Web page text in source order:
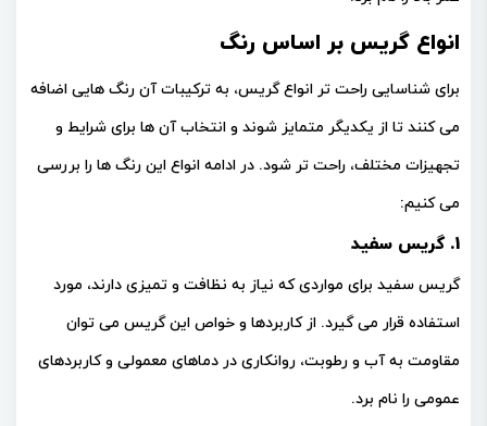
انواع گریس بر اساس رنگ
برای شناسایی راحت تر انواع گریس، به ترکیبات آن رنگ هایی اضافه
می کنند تا از یکدیگر متمایز شوند و انتخاب آن ها برای شرایط و
تجهیزات مختلف، راحت تر شود. در ادامه انواع این رنگ ها را بررسی
می کنیم:
1. گریس سفید
گریس سفید برای مواردی که نیاز به نظافت و تمیزی دارند، مورد
استفاده قرار می گیرد. از کاربردها و خواص این گریس می توان
مقاومت به آب و رطوبت، روانکاری در دماهای معمولی و کاربردهای
عمومی را نام برد.